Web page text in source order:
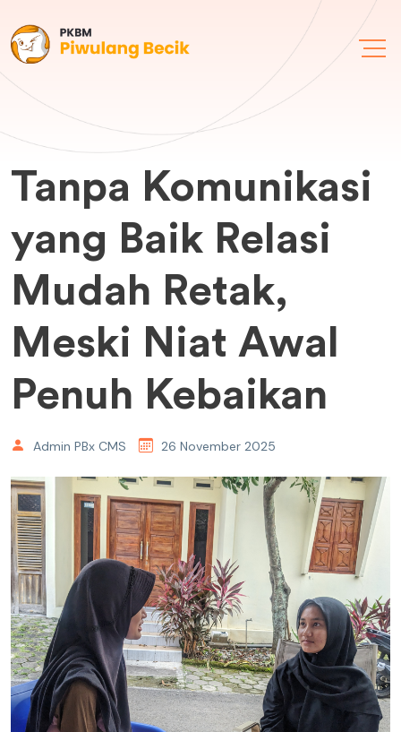
Tanpa Komunikasi
yang Baik Relasi
Mudah Retak,
Meski Niat Awal
Penuh Kebaikan
Admin PBx CMS 26 November 2025